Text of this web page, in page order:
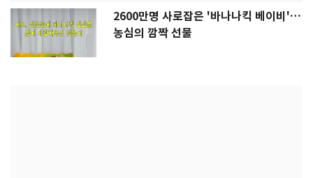
2600만명 사로잡은 '바나나킥 베이비'…
농심의 깜짝 선물